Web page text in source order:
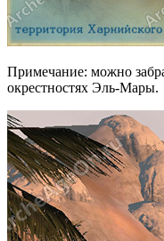
Примечание: можно
окрестностях Эль-Мары.